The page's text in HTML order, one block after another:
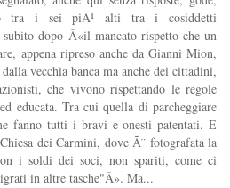
tra i sei piÃ¹ alti tra i cosiddetti
dopo Â«il mancato rispetto che un
appena ripreso anche da Gianni Mion,
vecchia banca ma anche dei cittadini,
che vivono rispettando le regole
educata. Tra cui quella di parcheggiare
fanno tutti i bravi e onesti patentati. E
dei Carmini, dove Ã¨ fotografata la
i soldi dei soci, non spariti, come ci
in altre tasche"Â». Ma...